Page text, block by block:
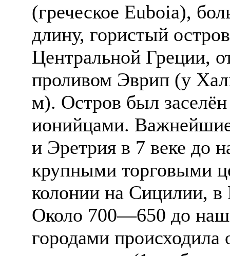
(греческое Euboia),
длину, гористый
Центральной Греции,
проливом Эврип (у
м). Остров был
ионийцами.
и Эретрия в 7 веке до
крупными торговыми
колонии на Сицилии,
Около 700—650 до
городами происходила